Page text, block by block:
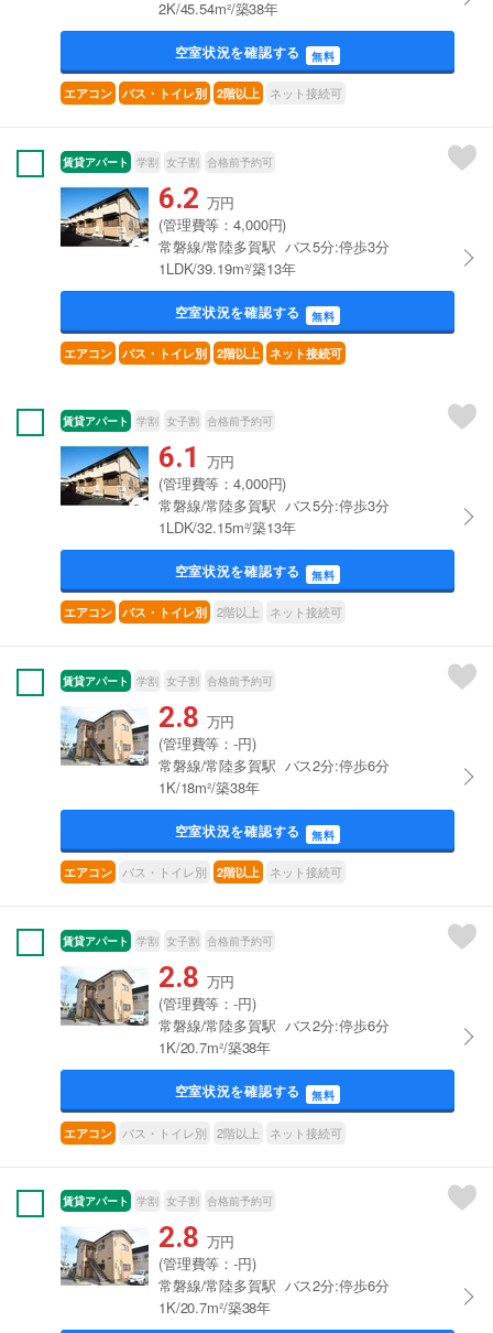
2K/45.54m²/築38年
空室状況を確認する 無料
エアコン バス・トイレ別 2階以上 ネット接続可
賃貸アパート 学割 女子割 合格前予約可
6.2 万円
(管理費等：4,000円)
常磐線/常陸多賀駅 バス5分:停歩3分
1LDK/39.19m²/築13年
空室状況を確認する 無料
エアコン バス・トイレ別 2階以上 ネット接続可
賃貸アパート 学割 女子割 合格前予約可
6.1 万円
(管理費等：4,000円)
常磐線/常陸多賀駅 バス5分:停歩3分
1LDK/32.15m²/築13年
空室状況を確認する 無料
エアコン バス・トイレ別 2階以上 ネット接続可
賃貸アパート 学割 女子割 合格前予約可
2.8 万円
(管理費等：-円)
常磐線/常陸多賀駅 バス2分:停歩6分
1K/18m²/築38年
空室状況を確認する 無料
エアコン バス・トイレ別 2階以上 ネット接続可
賃貸アパート 学割 女子割 合格前予約可
2.8 万円
(管理費等：-円)
常磐線/常陸多賀駅 バス2分:停歩6分
1K/20.7m²/築38年
空室状況を確認する 無料
エアコン バス・トイレ別 2階以上 ネット接続可
賃貸アパート 学割 女子割 合格前予約可
2.8 万円
(管理費等：-円)
常磐線/常陸多賀駅 バス2分:停歩6分
1K/20.7m²/築38年